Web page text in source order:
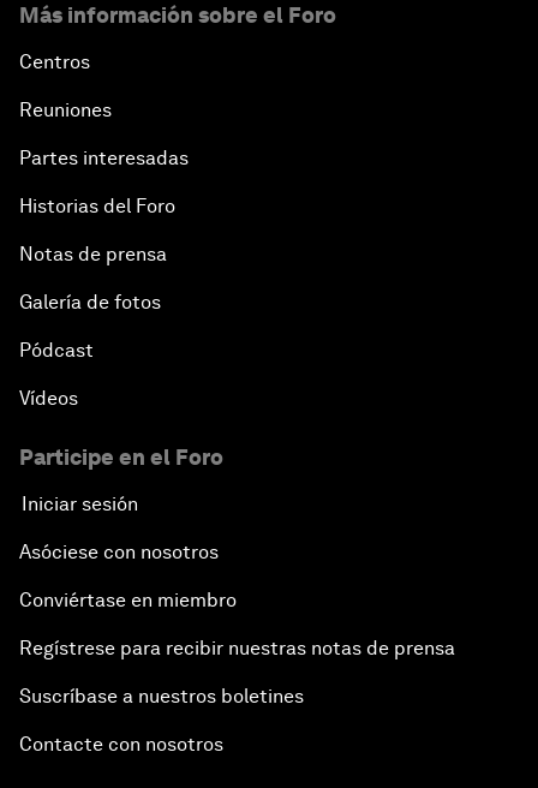
Más información sobre el Foro
Centros
Reuniones
Partes interesadas
Historias del Foro
Notas de prensa
Galería de fotos
Pódcast
Vídeos
Participe en el Foro
Iniciar sesión
Asóciese con nosotros
Conviértase en miembro
Regístrese para recibir nuestras notas de prensa
Suscríbase a nuestros boletines
Contacte con nosotros